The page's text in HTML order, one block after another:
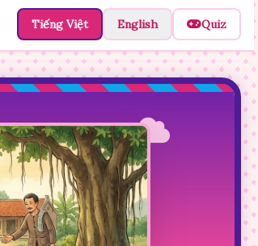
Tiếng Việt English Quiz